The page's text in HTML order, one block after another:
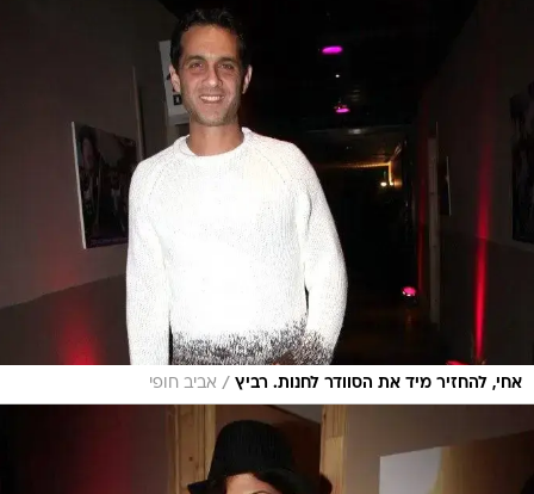
אחי, להחזיר מיד את הסוודר לחנות. רביץ / אביב חופי